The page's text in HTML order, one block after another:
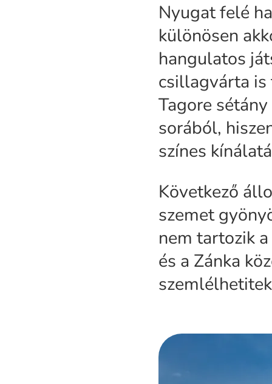
Nyugat felé
különösen
hangulatos
csillagvárta
Tagore
sorából,
színes
Következő
szemet
nem tartozik
és a Zánka